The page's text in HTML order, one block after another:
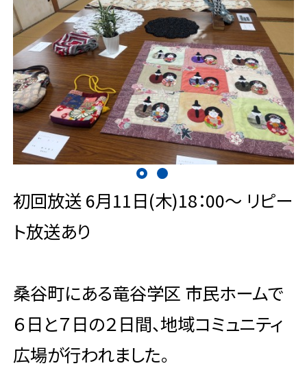
初回放送 6月11日(木)18：00～ リピー
ト放送あり
桑谷町にある竜谷学区 市民ホームで
６日と７日の２日間、地域コミュニティ
広場が行われました。